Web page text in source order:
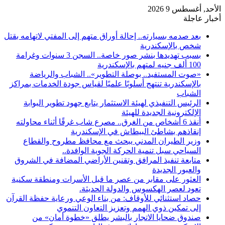
الأحد, أغسطس 9 2026
أخبار عاجلة
بعد صدمه بسيارته.. إحالة أوراق متهم إلى المفتي لاتهامه بقتل
شخص بالإسكندرية
بسبب تهديدها بنشر صور خاصة.. السجن 3 سنوات وغرامة
100 ألف جنيه لمتهم بالإسكندرية
«صوت المستفيد.. بوصلة التطوير».. الشباب والرياضة
بالإسكندرية تنتهج أسلوبًا علميًا لقياس جودة الخدمات بمراكز
الشباب
الرئيس التنفيذي لهيئة الاستثمار يتابع جهود تطوير البوابة
الإلكترونية الجديدة للهيئة
أنقذ 6 أشخاص من الغرق.. مصرع شاب غرقًا أثناء محاولته
إنقاذهم بشاطئ البيطاش في الإسكندرية
وزير الطيران المدني يبحث مع محافظ مطروح والقطاع
السياحي سبل تنمية الحركة الجوية الوافدة..
متابعة تنفيذ المرافق وتقنين الأراضي المضافة في الشروق
والعبور الجديدة
العثور على مقابر من عصر ما قبل الأسرات ومنطقة سكنية
تعود لعصر الهكسوس والدولة الحديثة.
حصاد استثنائي للأوقاف: من بناء الوعي ورعاية حفظة القرآن
إلى تمكين ذوي الهمم وتعزيز التعاون التنموي
صندوق ضحايا الاتجار بالبشر يطلق «خطوة أمان» من